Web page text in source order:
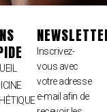
Inscrivez-
vous avec
votre adresse
e-mail afin de